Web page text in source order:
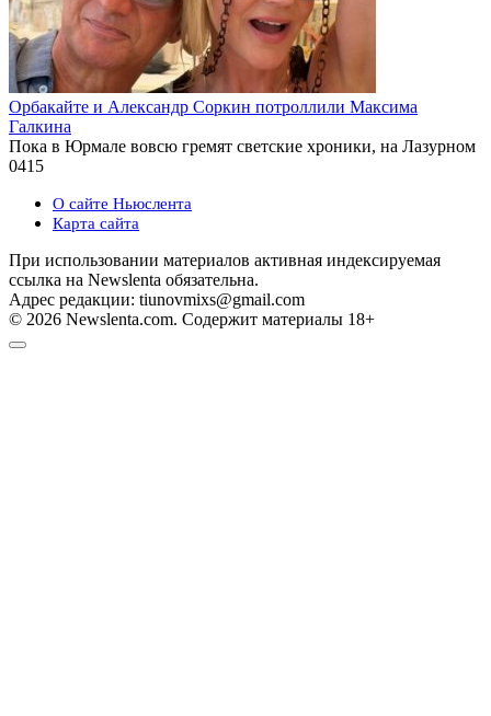
Орбакайте и Александр Соркин потроллили Максима
Галкина
Пока в Юрмале вовсю гремят светские хроники, на Лазурном
0415
О сайте Ньюслента
Карта сайта
При использовании материалов активная индексируемая
ссылка на Newslenta обязательна.
Адрес редакции: tiunovmixs@gmail.com
© 2026 Newslenta.com. Содержит материалы 18+